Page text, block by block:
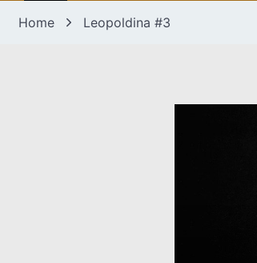
Home Leopoldina #3